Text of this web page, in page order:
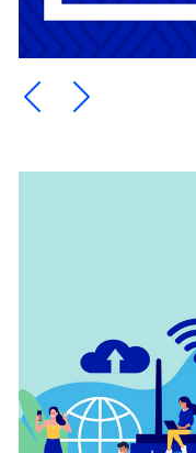
Ein Element
Ein